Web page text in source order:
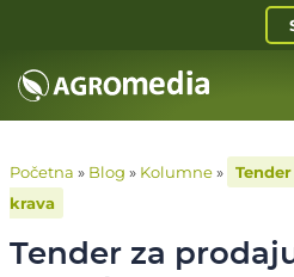
Početna » Blog » Kolumne»
krava
Tender za